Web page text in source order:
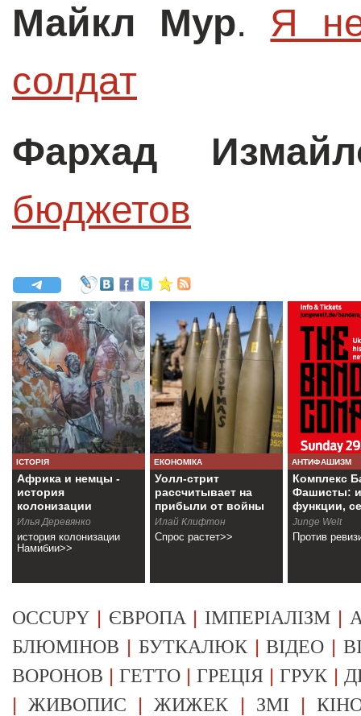
Майкл Мур. Я
солдат
Фархад
бюджетов
ІСТОРІЯ
Африка и немцы -
история
колонизации
Намибии
Илья Деревянко
история колонизации
Намибии>>
ЕКОНОМІКА
Уолл-стрит
рассчитывает на
прибыли от войны
Илай Клифтон
Спрос растет>>
АНТИФАШИЗМ
Комплекс
Фашисты:
функции,
Junge Welt
Против
OCCUPY | ЄВРОПА | ІМПЕРІАЛІЗМ |
БЛЮМІНОВ | БУТКАЛЮК|ВІДЕО |
ВОРОНОВ |ГЕТТО |ГРЕЦІЯ |ГРУК |
|ЖИВОПИС |ЖИЖЕК | ЗМІ |